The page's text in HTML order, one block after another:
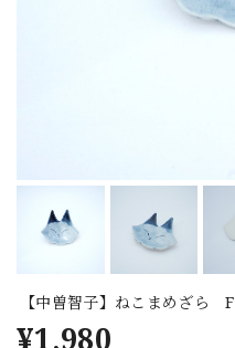
【中曽智子】ねこまめざら F
¥1,980